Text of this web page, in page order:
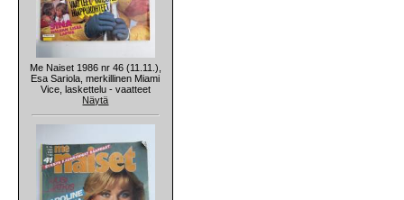
Me Naiset 1986 nr 46 (11.11.),
Esa Sariola, merkillinen Miami
Vice, laskettelu - vaatteet
Näytä